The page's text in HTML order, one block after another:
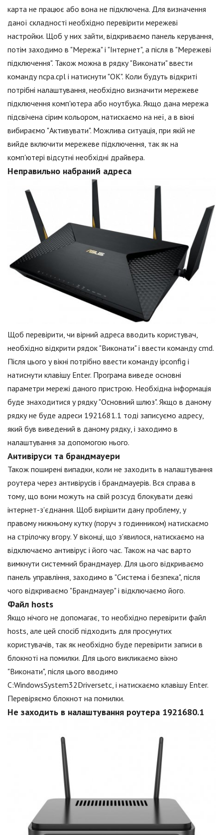
карта не працює або вона не підключена. Для визначення
даної складності необхідно перевірити мережеві
настройки. Щоб у них зайти, відкриваємо панель керування,
потім заходимо в "Мережа" і "Інтернет", а після в "Мережеві
підключення". Також можна в рядку "Виконати" ввести
команду ncpa.cpl і натиснути "ОК". Коли будуть відкриті
потрібні налаштування, необхідно визначити мережеве
підключення комп'ютера або ноутбука. Якщо дана мережа
підсвічена сірим кольором, натискаємо на неї, а в вікні
вибираємо "Активувати". Можлива ситуація, при якій не
вийде включити мережеве підключення, так як на
комп'ютері відсутні необхідні драйвера.
Неправильно набраний адреса
Щоб перевірити, чи вірний адреса вводить користувач,
необхідно відкрити рядок "Виконати" і ввести команду cmd.
Після цього у вікні потрібно ввести команду ipconfig і
натиснути клавішу Enter. Програма виведе основні
параметри мережі даного пристрою. Необхідна інформація
буде знаходитися у рядку "Основний шлюз". Якщо в даному
рядку не буде адреси 1921681.1 тоді записуємо адресу,
який був виведений в даному рядку, і заходимо в
налаштування за допомогою нього.
Антивіруси та брандмауери
Також поширені випадки, коли не заходить в налаштування
роутера через антивірусів і брандмауерів. Вся справа в
тому, що вони можуть на свій розсуд блокувати деякі
інтернет-з'єднання. Щоб вирішити дану проблему, у
правому нижньому кутку (поруч з годинником) натискаємо
на стрілочку вгору. У віконці, що з'явилося, натискаємо на
відключаємо антивірус і його час. Також на час варто
вимкнути системний брандмауер. Для цього відкриваємо
панель управління, заходимо в "Система і безпека", після
чого відкриваємо "Брандмауер" і відключаємо його.
Файл hosts
Якщо нічого не допомагає, то необхідно перевірити файл
hosts, але цей спосіб підходить для просунутих
користувачів, так як необхідно буде перевірити записи в
блокноті на помилки. Для цього викликаємо вікно
"Виконати", після цього вводимо
C:WindowsSystem32Driversetc, і натискаємо клавішу Enter.
Перевіряємо блокнот на помилки.
Не заходить в налаштування роутера 1921680.1